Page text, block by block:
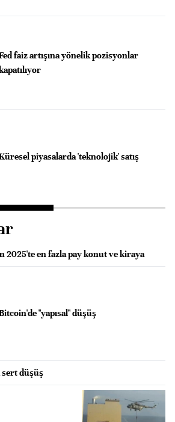
faiz artışına yönelik pozisyonlar
piyasalarda 'teknolojik' satış
2025'te en fazla pay konut ve kiraya
"yapısal" düşüş
sert düşüş